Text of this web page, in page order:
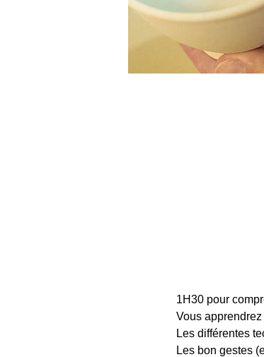
1H30 pour
Vous apprendrez
Les différentes
Les bon gestes